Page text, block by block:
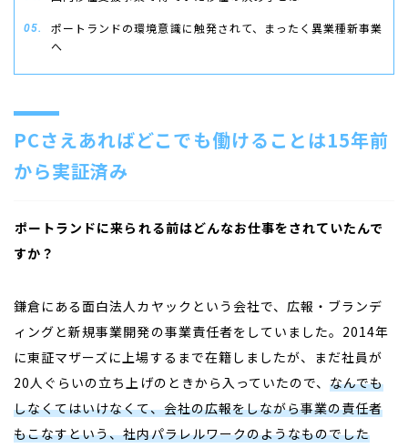
ポートランドの環境意識に触発されて、まったく異業種新事業
へ
PCさえあればどこでも働けることは15年前
から実証済み
――ポートランドに来られる前はどんなお仕事をされていたんで
すか？
鎌倉にある面白法人カヤックという会社で、広報・ブランデ
ィングと新規事業開発の事業責任者をしていました。2014年
に東証マザーズに上場するまで在籍しましたが、まだ社員が
20人ぐらいの立ち上げのときから入っていたので、なんでも
しなくてはいけなくて、会社の広報をしながら事業の責任者
もこなすという、社内パラレルワークのようなものでした